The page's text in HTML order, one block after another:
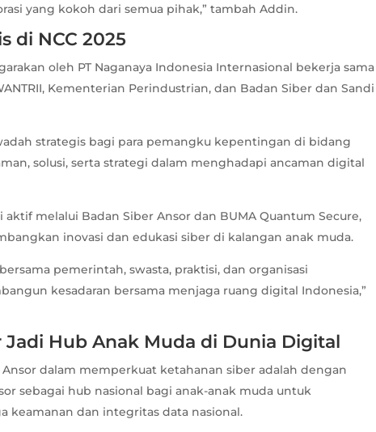
yang kokoh dari semua pihak,” tambah Addin.
di NCC 2025
oleh PT Naganaya Indonesia Internasional bekerja sama
Kementerian Perindustrian, dan Badan Siber dan Sandi
strategis bagi para pemangku kepentingan di bidang
solusi, serta strategi dalam menghadapi ancaman digital
melalui Badan Siber Ansor dan BUMA Quantum Secure,
inovasi dan edukasi siber di kalangan anak muda.
pemerintah, swasta, praktisi, dan organisasi
kesadaran bersama menjaga ruang digital Indonesia,”
Jadi Hub Anak Muda di Dunia Digital
Ansor dalam memperkuat ketahanan siber adalah dengan
sebagai hub nasional bagi anak-anak muda untuk
keamanan dan integritas data nasional.